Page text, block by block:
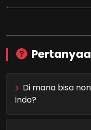
Di mana bisa
Indo?